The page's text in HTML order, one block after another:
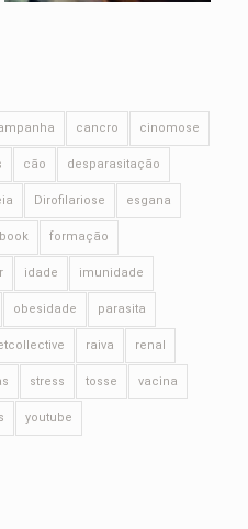
cancro cinomose
cão desparasitação
Dirofilariose esgana
formação
idade imunidade
obesidade parasita
raiva renal
stress tosse vacina
youtube